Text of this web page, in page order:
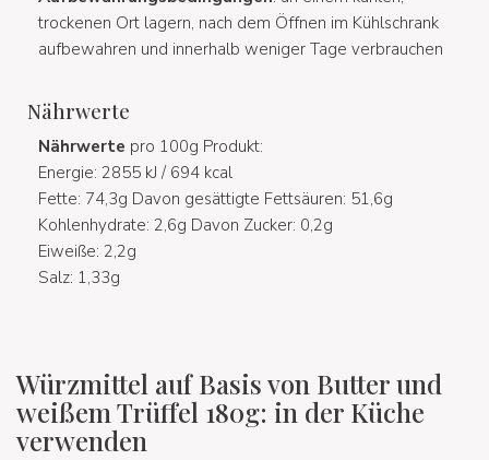
trockenen Ort lagern, nach dem Öffnen im Kühlschrank
aufbewahren und innerhalb weniger Tage verbrauchen
Nährwerte
Nährwerte pro 100g Produkt:
Energie: 2855 kJ / 694 kcal
Fette: 74,3g Davon gesättigte Fettsäuren: 51,6g
Kohlenhydrate: 2,6g Davon Zucker: 0,2g
Eiweiße: 2,2g
Salz: 1,33g
Würzmittel auf Basis von Butter und
weißem Trüffel 180g: in der Küche
verwenden